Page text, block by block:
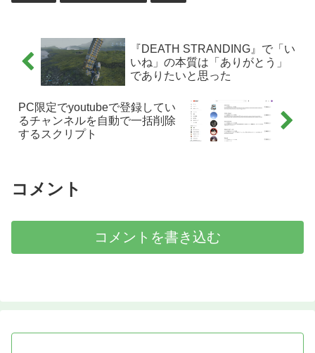
『DEATH STRANDING』で「い
いね」の本質は「ありがとう」
でありたいと思った
PC限定でyoutubeで登録してい
るチャンネルを自動で一括削除
するスクリプト
コメント
コメントを書き込む